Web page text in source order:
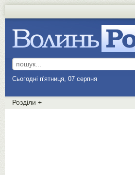
Сьогодні п'ятниця, 07 серпня
Розділи +